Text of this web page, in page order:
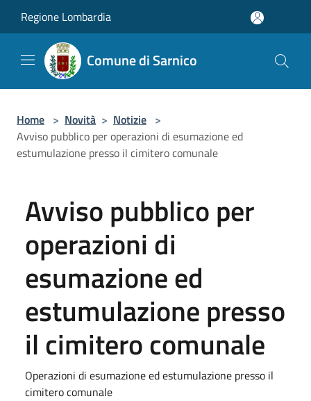
Regione Lombardia
Comune di Sarnico
Home > Novità > Notizie >
Avviso pubblico per operazioni di esumazione ed
estumulazione presso il cimitero comunale
Avviso pubblico per
operazioni di
esumazione ed
estumulazione presso
il cimitero comunale
Operazioni di esumazione ed estumulazione presso il
cimitero comunale